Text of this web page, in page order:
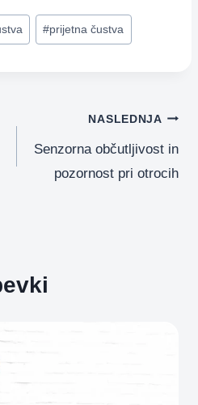
e
gr
at
s
ail
#prijetna čustva
NASLEDNJA
Senzorna občutljivost in
pozornost pri otrocih